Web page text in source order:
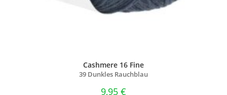
Cashmere 16 Fine
39 Dunkles Rauchblau
9,95 €